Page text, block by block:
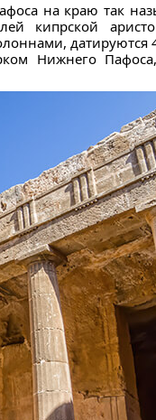
на краю так
кипрской
Нижнего